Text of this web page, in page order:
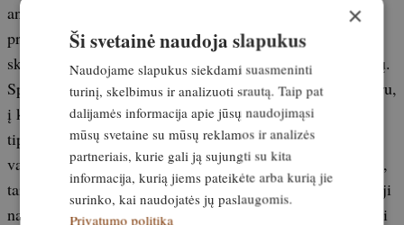
antkakliais. Mūsų pašnekovas aktyviai dalyvavo ir šiame
projekte. „Gyvų gyvūnų gaudymo spąstai buvo įrengti
skirtingose vietose, siekiant sugauti skirtingų bandų šernų.
Spąstai buvo gana paprasti. Iš esmės – tai narvas su pašaru,
į kurį gyvūnas įeina, o už jo nugaros nukrinta giljotinos
tipo durys. Tuomet gauni pranešimą, keliesi, rengiesi ir
važiuoji į mišką. Įvertini gyvūną. Jei šerniukas pernykštis,
tai yra vienų metų, paleidi. Vėl aktyvini spąstus ir važiuoji
namo. Jei pakliuvo didesnis individas, jį užmigdai, uždedi
×
Ši svetainė naudoja slapukus
Naudojame slapukus siekdami suasmeninti
turinį, skelbimus ir analizuoti srautą. Taip pat
dalijamės informacija apie jūsų naudojimąsi
mūsų svetaine su mūsų reklamos ir analizės
partneriais, kurie gali ją sujungti su kita
informacija, kurią jiems pateikėte arba kurią jie
surinko, kai naudojatės jų paslaugomis.
Privatumo politika